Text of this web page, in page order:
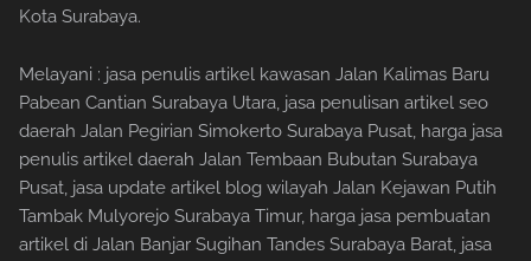
Kota Surabaya.
Melayani : jasa penulis artikel kawasan Jalan Kalimas Baru
Pabean Cantian Surabaya Utara, jasa penulisan artikel seo
daerah Jalan Pegirian Simokerto Surabaya Pusat, harga jasa
penulis artikel daerah Jalan Tembaan Bubutan Surabaya
Pusat, jasa update artikel blog wilayah Jalan Kejawan Putih
Tambak Mulyorejo Surabaya Timur, harga jasa pembuatan
artikel di Jalan Banjar Sugihan Tandes Surabaya Barat, jasa